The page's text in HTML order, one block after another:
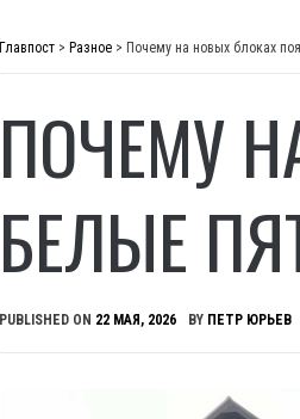
Главпост > Разное > Почему на новых блоках
ПОЧЕМУ
БЕЛЫЕ
PUBLISHED ON 22 МАЯ, 2026 BY ПЕТР ЮРЬЕВ